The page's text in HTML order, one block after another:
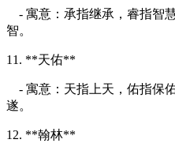
- 寓意：承指继承，睿指智
智。
11. **天佑**
- 寓意：天指上天，佑指保
遂。
12. **翰林**